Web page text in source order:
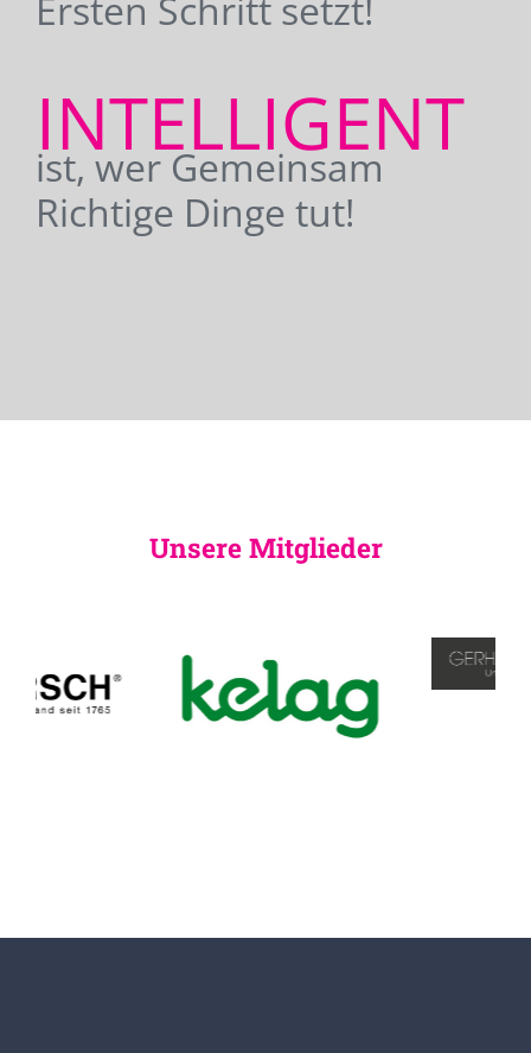
Ersten Schritt setzt!
INTELLIGENT
ist, wer Gemeinsam
Richtige Dinge tut!
Unsere Mitglieder